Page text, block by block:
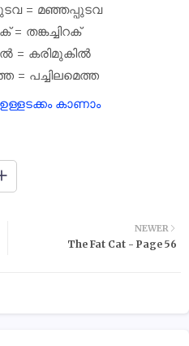
= മഞ്ഞപ്പുടവ
= തങ്കച്ചിറക്
= കരിമുകിൽ
= പച്ചിലമെത്ത
കാണാം
NEWER
The Fat Cat - Page 56